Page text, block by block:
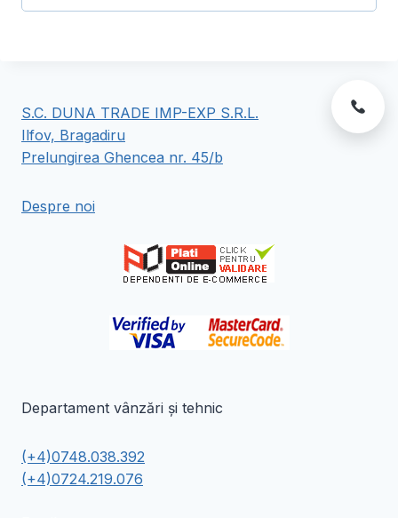
S.C. DUNA TRADE IMP-EXP S.R.L.
Ilfov, Bragadiru
Prelungirea Ghencea nr. 45/b
Despre noi
Departament vânzări și tehnic
(+4)0748.038.392
(+4)0724.219.076